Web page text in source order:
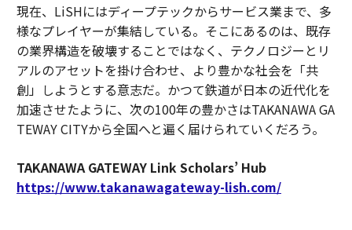
現在、LiSHにはディープテックからサービス業まで、多
様なプレイヤーが集結している。そこにあるのは、既存
の業界構造を破壊することではなく、テクノロジーとリ
アルのアセットを掛け合わせ、より豊かな社会を「共
創」しようとする意志だ。かつて鉄道が日本の近代化を
加速させたように、次の100年の豊かさはTAKANAWA GA
TEWAY CITYから全国へと遍く届けられていくだろう。
TAKANAWA GATEWAY Link Scholars’ Hub
https://www.takanawagateway-lish.com/